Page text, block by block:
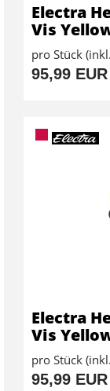
Electra
Vis
pro Stück
95,99 EUR
Electra
Vis
pro Stück
95,99 EUR